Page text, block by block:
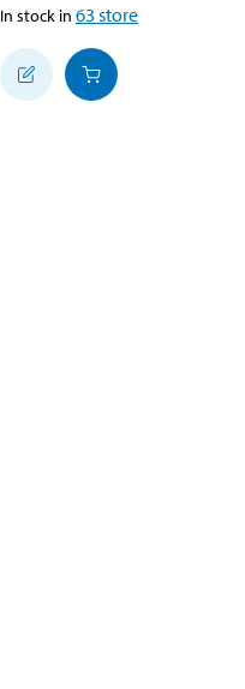
In stock in 63 store